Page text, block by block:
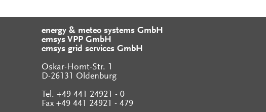
energy & meteo systems GmbH
emsys VPP GmbH
emsys grid services GmbH
Oskar-Homt-Str. 1
D-26131 Oldenburg
Tel. +49 441 24921 - 0
Fax +49 441 24921 - 479